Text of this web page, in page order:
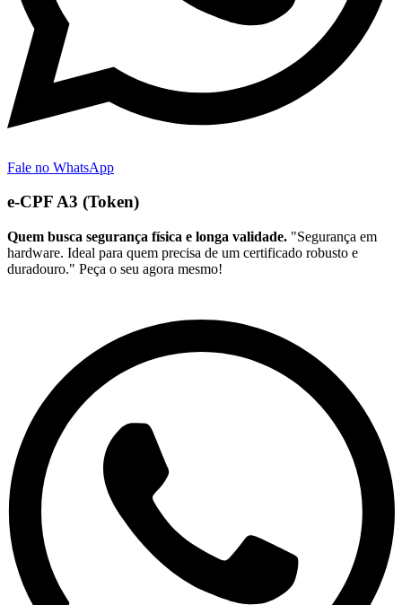
Fale no WhatsApp
e-CPF A3 (Token)
Quem busca segurança física e longa validade. "Segurança em
hardware. Ideal para quem precisa de um certificado robusto e
duradouro." Peça o seu agora mesmo!